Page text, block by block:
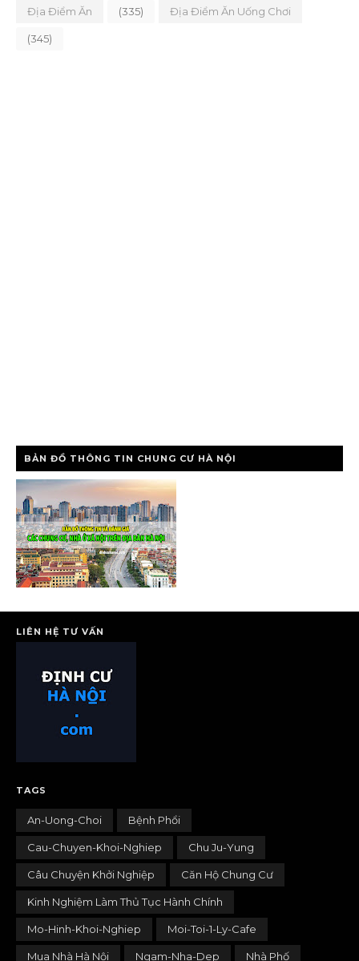
Địa Điểm Ăn (335) Địa Điểm Ăn Uống Chơi
(345)
BẢN ĐỒ THÔNG TIN CHUNG CƯ HÀ NỘI
LIÊN HỆ TƯ VẤN
TAGS
An-Uong-Choi Bệnh Phổi
Cau-Chuyen-Khoi-Nghiep Chu Ju-Yung
Câu Chuyện Khởi Nghiệp Căn Hộ Chung Cư
Kinh Nghiệm Làm Thủ Tục Hành Chính
Mo-Hinh-Khoi-Nghiep Moi-Toi-1-Ly-Cafe
Mua Nhà Hà Nội Ngam-Nha-Dep Nhà Phố